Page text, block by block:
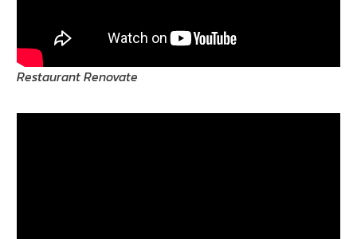
Restaurant Renovate